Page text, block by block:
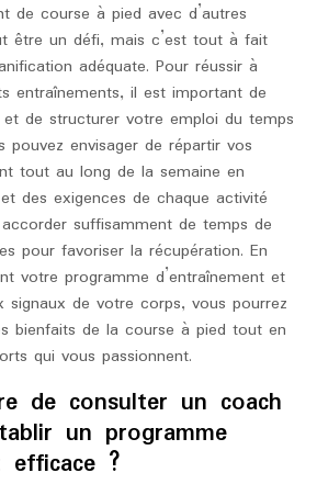
de course à pied avec d’autres
être un défi, mais c’est tout à fait
adéquate. Pour réussir à
entraînements, il est important de
de structurer votre emploi du temps
pouvez envisager de répartir vos
tout au long de la semaine en
des exigences de chaque activité
suffisamment de temps de
pour favoriser la récupération. En
votre programme d’entraînement et
de votre corps, vous pourrez
bienfaits de la course à pied tout en
qui vous passionnent.
de consulter un coach
un programme
efficace ?